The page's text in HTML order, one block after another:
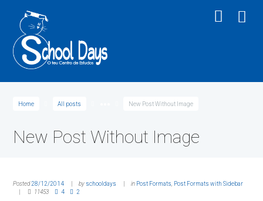
Home All posts New Post Without Image
New Post Without Image
Posted28/12/2014 by schooldays in Post Formats Post Formats with Sidebar
11453
4 2